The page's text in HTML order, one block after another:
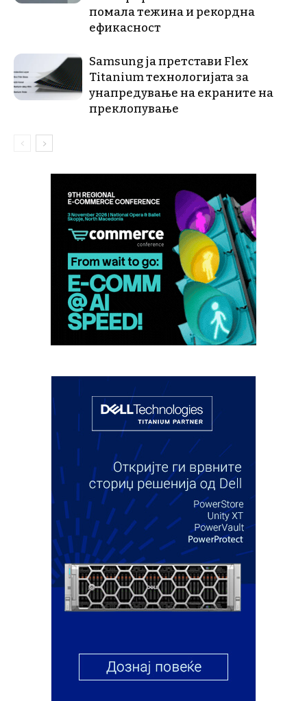
помала тежина и рекордна
ефикасност
Samsung ја претстави Flex
Titanium технологијата за
унапредување на екраните на
преклопување